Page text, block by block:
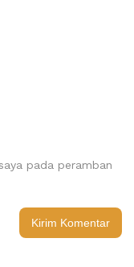
pada peramban